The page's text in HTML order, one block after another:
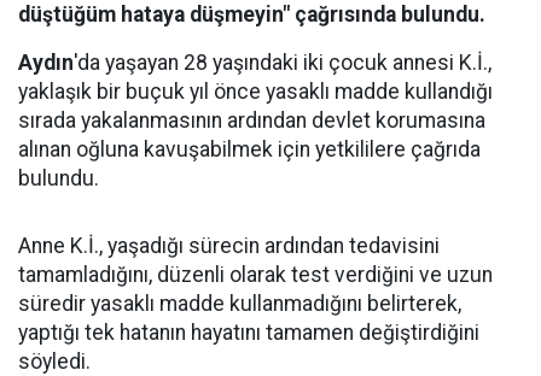
düştüğüm hataya düşmeyin" çağrısında bulundu.
Aydın'da yaşayan 28 yaşındaki iki çocuk annesi K.İ.,
yaklaşık bir buçuk yıl önce yasaklı madde kullandığı
sırada yakalanmasının ardından devlet korumasına
alınan oğluna kavuşabilmek için yetkililere çağrıda
bulundu.
Anne K.İ., yaşadığı sürecin ardından tedavisini
tamamladığını, düzenli olarak test verdiğini ve uzun
süredir yasaklı madde kullanmadığını belirterek,
yaptığı tek hatanın hayatını tamamen değiştirdiğini
söyledi.